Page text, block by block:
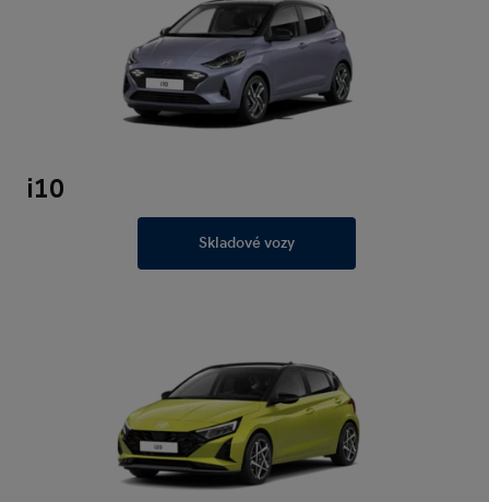
i10
Skladové vozy